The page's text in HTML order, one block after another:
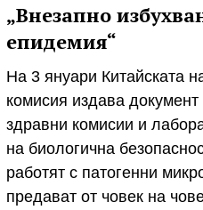
„Внезапно
епидемия“
На 3 януари Китайската
комисия издава
здравни комисии и
на биологична
работят с патогенни
предават от човек на